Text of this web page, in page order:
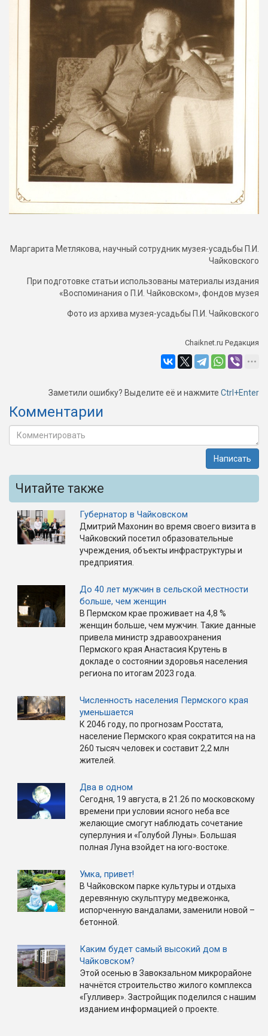
Маргарита Метлякова, научный сотрудник музея-усадьбы П.И.
Чайковского
При подготовке статьи использованы материалы издания
«Воспоминания о П.И. Чайковском», фондов музея
Фото из архива музея-усадьбы П.И. Чайковского
Chaiknet.ru Редакция
Заметили ошибку? Выделите её и нажмите Ctrl+Enter
Комментарии
Написать
Читайте также
Губернатор в Чайковском
Дмитрий Махонин во время своего визита в
Чайковский посетил образовательные
учреждения, объекты инфраструктуры и
предприятия.
До 40 лет мужчин в сельской местности
больше, чем женщин
В Пермском крае проживает на 4,8 %
женщин больше, чем мужчин. Такие данные
привела министр здравоохранения
Пермского края Анастасия Крутень в
докладе о состоянии здоровья населения
региона по итогам 2023 года.
Численность населения Пермского края
уменьшается
К 2046 году, по прогнозам Росстата,
население Пермского края сократится на на
260 тысяч человек и составит 2,2 млн
жителей.
Два в одном
Сегодня, 19 августа, в 21.26 по московскому
времени при условии ясного неба все
желающие смогут наблюдать сочетание
суперлуния и «Голубой Луны». Большая
полная Луна взойдет на юго-востоке.
Умка, привет!
В Чайковском парке культуры и отдыха
деревянную скульптуру медвежонка,
испорченную вандалами, заменили новой –
бетонной.
Каким будет самый высокий дом в
Чайковском?
Этой осенью в Завокзальном микрорайоне
начнётся строительство жилого комплекса
«Гулливер». Застройщик поделился с нашим
изданием информацией о проекте.